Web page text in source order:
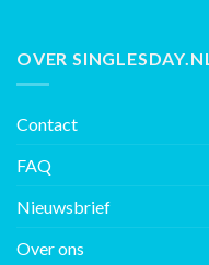
OVER SINGLESDAY.NL
Contact
FAQ
Nieuwsbrief
Over ons